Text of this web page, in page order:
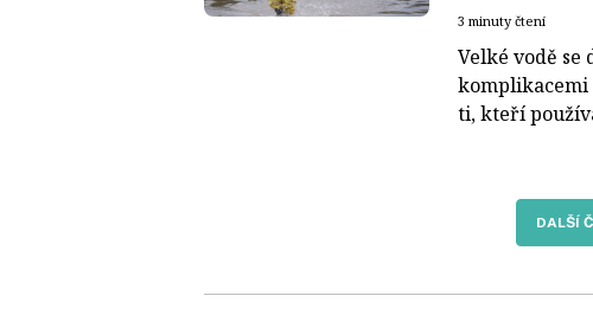
3 minuty čtení
Velké vodě se
komplikacemi
ti, kteří
DALŠÍ